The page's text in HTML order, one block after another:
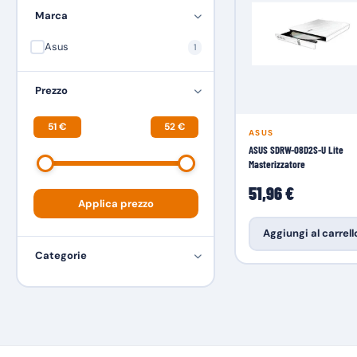
Marca
Asus 1
Prezzo
51 € 52 €
Applica prezzo
Categorie
ASUS
ASUS SDRW-08D2S-U Lite
Masterizzatore
51,96 €
Aggiungi al